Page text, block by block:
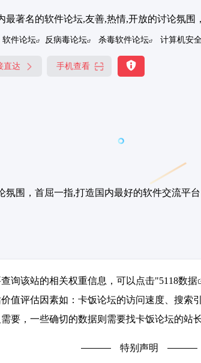
最著名的软件论坛,友善,热情,开放的讨论氛围
软件论坛 反病毒论坛 杀毒软件论坛 计算机安
直达 手机查看
围，首屈一指,打造国内最好的软件交流平台
询该站的相关权重信息，可以点击"5118数据
值评估因素如：卡饭论坛的访问速度、搜索
要，一些确切的数据则需要找卡饭论坛的站
特别声明